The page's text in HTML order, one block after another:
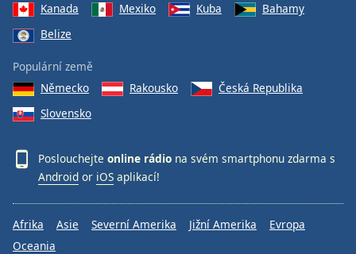
Kanada
Mexiko Kuba
Bahamy
Belize
Populární země
Německo
Rakousko
Česká Republika
Slovensko
Poslouchejte online rádio na svém smartphonu zdarma s
Android or iOS aplikací!
Afrika Asie Severní Amerika Jižní Amerika
Evropa
Oceania